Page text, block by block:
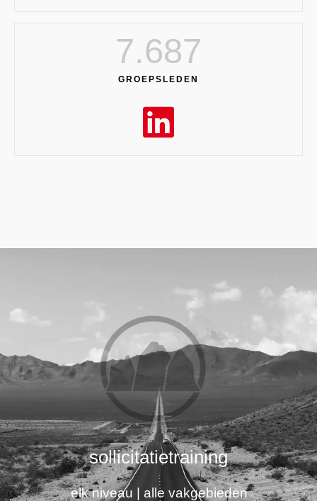
GROEPSLEDEN
7.687
sollicitatietraining
elk niveau | alle vakgebieden